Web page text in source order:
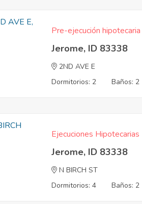
Pre-ejecución hipotecaria
Jerome, ID 83338
2ND AVE E
Dormitorios: 2
Baños: 2
Ejecuciones Hipotecarias
Jerome, ID 83338
N BIRCH ST
Dormitorios: 4
Baños: 2